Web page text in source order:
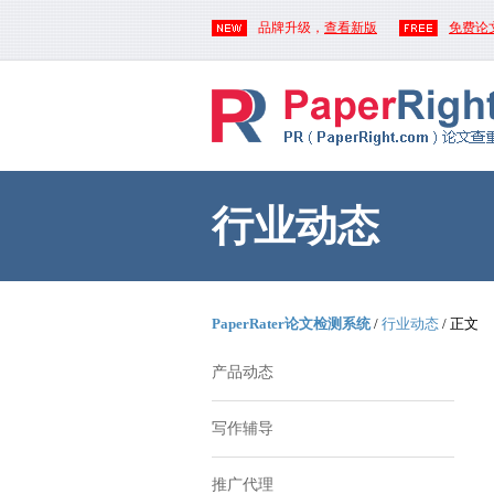
品牌升级， 查看新版 免费论
行业动态
PaperRater论文检测系统/ 行业动态 / 正文
产品动态
写作辅导
推广代理